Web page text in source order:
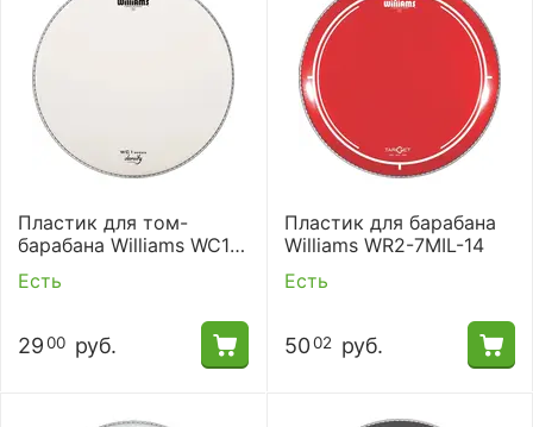
Пластик для том-
барабана Williams WC1-
10MIL-10
Есть
2900 руб.
Пластик для барабана
Williams WR2-7MIL-14
Есть
5002 руб.